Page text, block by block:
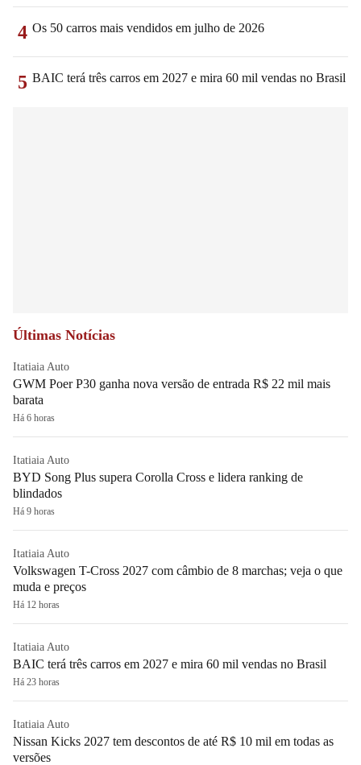
4 Os 50 carros mais vendidos em julho de 2026
5 BAIC terá três carros em 2027 e mira 60 mil vendas no Brasil
Últimas Notícias
Itatiaia Auto
GWM Poer P30 ganha nova versão de entrada R$ 22 mil mais
barata
Há 6 horas
Itatiaia Auto
BYD Song Plus supera Corolla Cross e lidera ranking de
blindados
Há 9 horas
Itatiaia Auto
Volkswagen T-Cross 2027 com câmbio de 8 marchas; veja o que
muda e preços
Há 12 horas
Itatiaia Auto
BAIC terá três carros em 2027 e mira 60 mil vendas no Brasil
Há 23 horas
Itatiaia Auto
Nissan Kicks 2027 tem descontos de até R$ 10 mil em todas as
versões